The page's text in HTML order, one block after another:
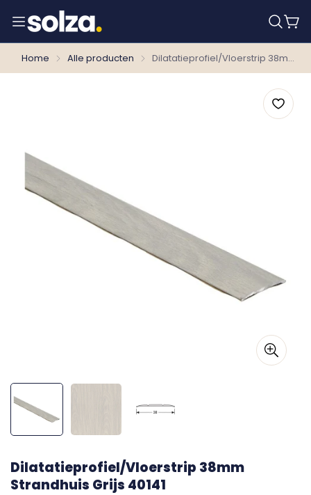
Home Alle producten Dilatatieprofiel/Vloerstrip 38mm Strandhuis Grijs 40141
Dilatatieprofiel/Vloerstrip 38mm
Strandhuis Grijs 40141